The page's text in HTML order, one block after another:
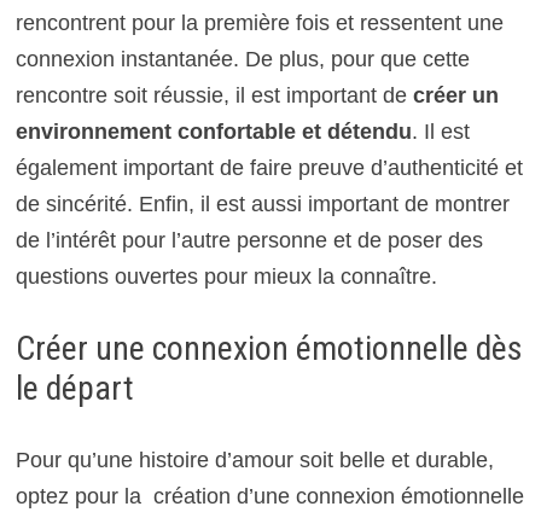
rencontrent pour la première fois et ressentent une
connexion instantanée. De plus, pour que cette
rencontre soit réussie, il est important de créer un
environnement confortable et détendu. Il est
également important de faire preuve d’authenticité et
de sincérité. Enfin, il est aussi important de montrer
de l’intérêt pour l’autre personne et de poser des
questions ouvertes pour mieux la connaître.
Créer une connexion émotionnelle dès
le départ
Pour qu’une histoire d’amour soit belle et durable,
optez pour la création d’une connexion émotionnelle